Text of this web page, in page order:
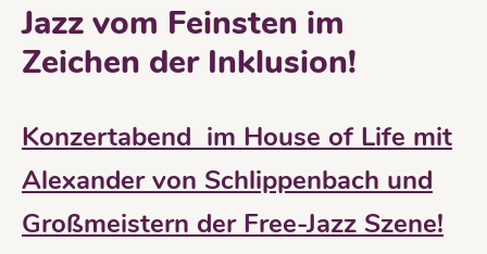
Jazz vom Feinsten im
Zeichen der Inklusion!
Konzertabend im House of Life mit
Alexander von Schlippenbach und
Großmeistern der Free-Jazz Szene!